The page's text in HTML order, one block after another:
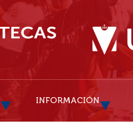
INFORMACIÓN